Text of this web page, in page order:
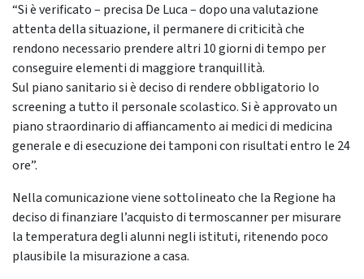
“Si è verificato – precisa De Luca – dopo una valutazione
attenta della situazione, il permanere di criticità che
rendono necessario prendere altri 10 giorni di tempo per
conseguire elementi di maggiore tranquillità.
Sul piano sanitario si è deciso di rendere obbligatorio lo
screening a tutto il personale scolastico. Si è approvato un
piano straordinario di affiancamento ai medici di medicina
generale e di esecuzione dei tamponi con risultati entro le 24
ore”.
Nella comunicazione viene sottolineato che la Regione ha
deciso di finanziare l’acquisto di termoscanner per misurare
la temperatura degli alunni negli istituti, ritenendo poco
plausibile la misurazione a casa.